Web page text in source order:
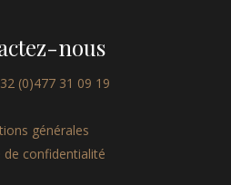
nous
(0)477 31 09 19
générales
de confidentialité